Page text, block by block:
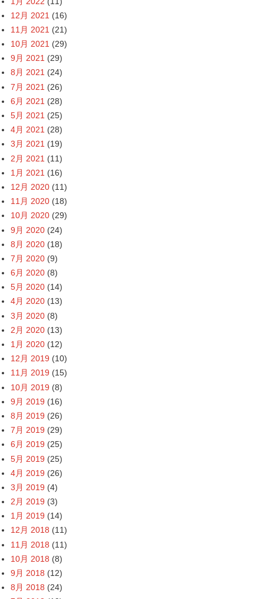
12月 2021 (16)
11月 2021 (21)
10月 2021 (29)
9月 2021 (29)
8月 2021 (24)
7月 2021 (26)
6月 2021 (28)
5月 2021 (25)
4月 2021 (28)
3月 2021 (19)
2月 2021 (11)
1月 2021 (16)
12月 2020 (11)
11月 2020 (18)
10月 2020 (29)
9月 2020 (24)
8月 2020 (18)
7月 2020 (9)
6月 2020 (8)
5月 2020 (14)
4月 2020 (13)
3月 2020 (8)
2月 2020 (13)
1月 2020 (12)
12月 2019 (10)
11月 2019 (15)
10月 2019 (8)
9月 2019 (16)
8月 2019 (26)
7月 2019 (29)
6月 2019 (25)
5月 2019 (25)
4月 2019 (26)
3月 2019 (4)
2月 2019 (3)
1月 2019 (14)
12月 2018 (11)
11月 2018 (11)
10月 2018 (8)
9月 2018 (12)
8月 2018 (24)